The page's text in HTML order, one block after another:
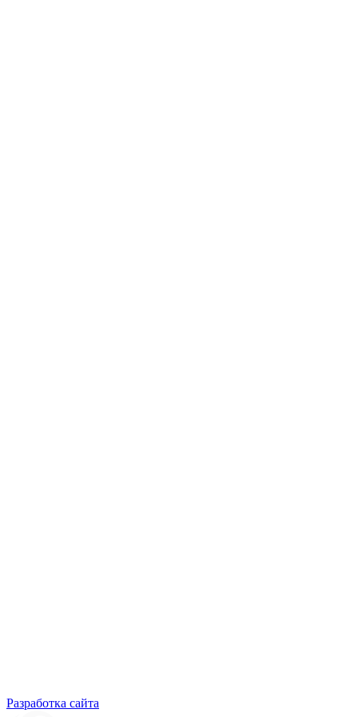
Разработка сайта